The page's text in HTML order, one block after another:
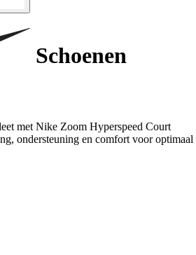
Schoenen
met Nike Zoom Hyperspeed Court
ondersteuning en comfort voor optimaal